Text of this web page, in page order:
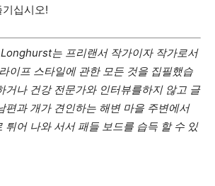
십시오!
는 프리랜서 작가이자 작가로서
이프 스타일에 관한 모든 것을 집필했습
거나 건강 전문가와 인터뷰를하지 않고 글
편과 개가 견인하는 해변 마을 주변에서
튀어 나와 서서 패들 보드를 습득 할 수 있